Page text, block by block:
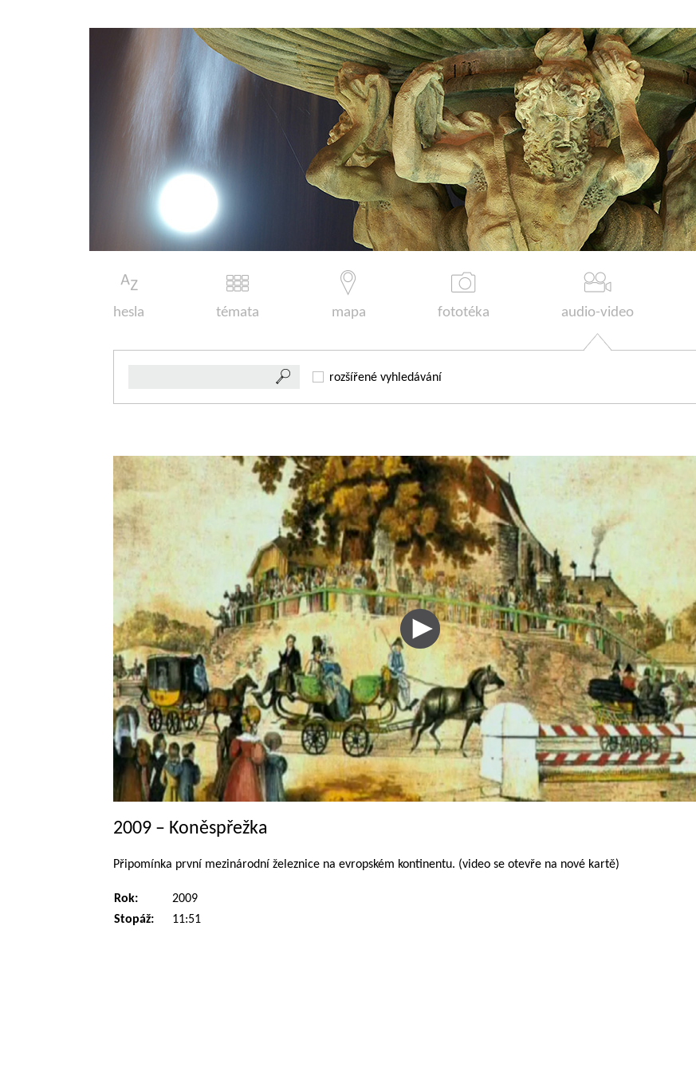
hesla témata mapa fototéka audio-video
rozšířené vyhledávání
2009 – Koněspřežka
Připomínka první mezinárodní železnice na evropském kontinentu. (video se otevře na nové kartě)
Rok:
2009
Stopáž:
11:51